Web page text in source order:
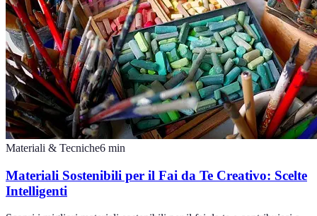
Materiali & Tecniche6 min
Materiali Sostenibili per il Fai da Te Creativo: Scelte
Intelligenti